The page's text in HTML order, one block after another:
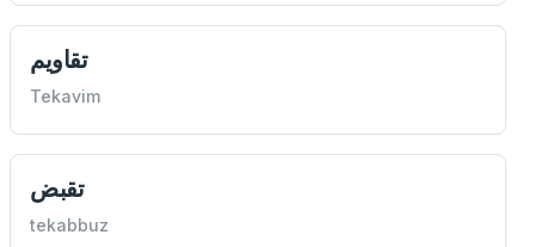
تقاويم
Tekavim
تقبض
tekabbuz